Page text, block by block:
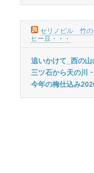
セリノビル 竹
ヒー豆・・・
追いかけて_西の山
三ツ石から天の川
今年の梅仕込み